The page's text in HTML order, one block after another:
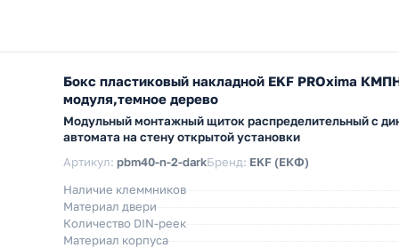
Бокс пластиковый накладной EKF PROxima
модуля,темное дерево
Модульный монтажный щиток распределительный с
автомата на стену открытой установки
Артикул: pbm40-n-2-darkБренд: EKF (ЕКФ)
Наличие клеммников
Материал двери
Количество DIN-реек
Материал корпуса